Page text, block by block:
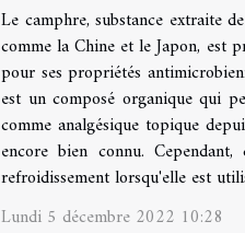
Le camphre, substance extraite
comme la Chine et le Japon, est
pour ses propriétés
est un composé organique qui
comme analgésique topique
encore bien connu.
refroidissement lorsqu'elle est
Lundi 5 décembre 2022 10:28